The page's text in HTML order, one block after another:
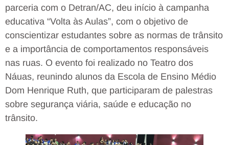
parceria com o Detran/AC, deu início à campanha
educativa “Volta às Aulas”, com o objetivo de
conscientizar estudantes sobre as normas de trânsito
e a importância de comportamentos responsáveis
nas ruas. O evento foi realizado no Teatro dos
Náuas, reunindo alunos da Escola de Ensino Médio
Dom Henrique Ruth, que participaram de palestras
sobre segurança viária, saúde e educação no
trânsito.